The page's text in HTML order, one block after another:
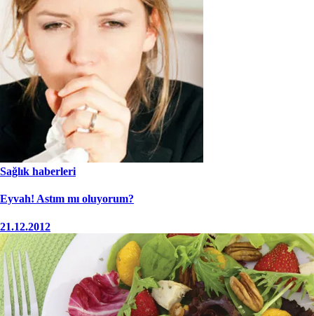
Sağlık haberleri
Eyvah! Astım mı oluyorum?
21.12.2012